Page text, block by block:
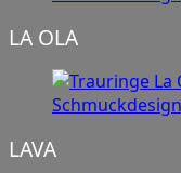
LA OLA
LAVA